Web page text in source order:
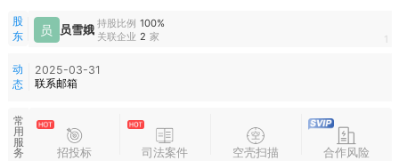
股
东
员 员雪娥 持股比例 100%
关联企业 2 家 1
动
态
2025-03-31
联系邮箱
常
用
服
务
招投标 司法案件 空壳扫描 合作风险